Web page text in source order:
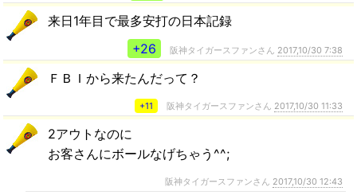
来日1年目で最多安打の日本記録
+26
阪神タイガースファンさん 2017,10/30 7:38
ＦＢＩから来たんだって？
+11 阪神タイガースファンさん 2017,10/30 11:33
2アウトなのに
お客さんにボールなげちゃう^^;
阪神タイガースファンさん 2017,10/30 12:43